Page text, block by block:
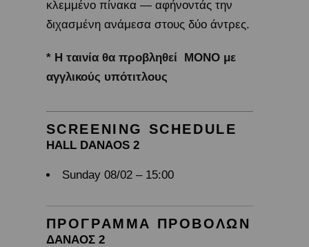
κλεμμένο πίνακα — αφήνοντάς την
διχασμένη ανάμεσα στους δύο άντρες.
* Η ταινία θα προβληθεί ΜΟΝΟ με
αγγλικούς υπότιτλους
SCREENING SCHEDULE
HALL DANAOS 2
Sunday 08/02 – 15:00
ΠΡΟΓΡΑΜΜΑ ΠΡΟΒΟΛΩΝ
ΔΑΝΑΟΣ 2